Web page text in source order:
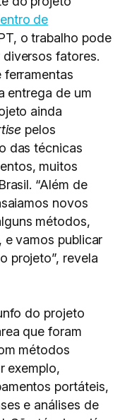
de
o trabalho pode
fatores.
entrega de um
ainda
pelos
das técnicas
muitos
“Além de
novos
métodos,
vamos publicar
projeto”, revela
do projeto
que foram
métodos
exemplo,
portáteis,
e análises de